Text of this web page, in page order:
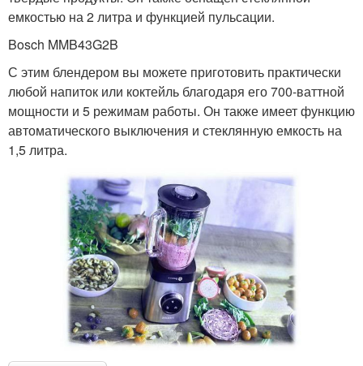
емкостью на 2 литра и функцией пульсации.
Bosch MMB43G2B
С этим блендером вы можете приготовить практически
любой напиток или коктейль благодаря его 700-ваттной
мощности и 5 режимам работы. Он также имеет функцию
автоматического выключения и стеклянную емкость на
1,5 литра.